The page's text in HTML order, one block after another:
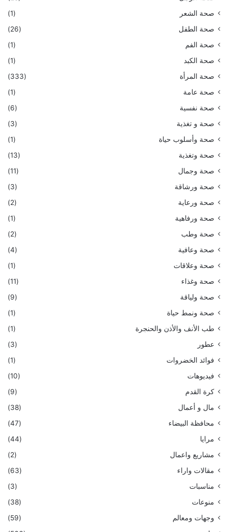
صحة الشعر
(1)
صحة الطفل
(26)
صحة الفم
(1)
صحة الكبد
(1)
صحة المرأة
(333)
صحة عامة
(1)
صحة نفسية
(6)
صحة و تغذية
(3)
صحة وأسلوب حياة
(1)
صحة وتغذية
(13)
صحة وجمال
(11)
صحة ورشاقة
(3)
صحة ورعاية
(2)
صحة ورفاهية
(1)
صحة وطب
(2)
صحة وعافية
(4)
صحة وعلاقات
(1)
صحة وغذاء
(11)
صحة ولياقة
(9)
صحة ونمط حياة
(1)
طب الأنف والأذن والحنجرة
(1)
عطور
(3)
فوائد الخضروات
(1)
فيديوهات
(10)
كرة القدم
(9)
مال و أعمال
(38)
محافظة البيضاء
(47)
مرايا
(44)
مشاريع واعمال
(2)
مقالات واراء
(63)
مناسبات
(3)
منوعات
(38)
وجهات ومعالم
(59)